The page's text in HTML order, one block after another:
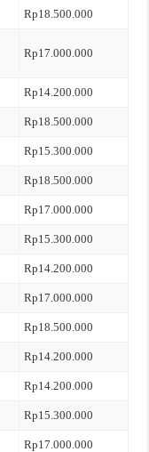
Rp18.500.000
Rp17.000.000
Rp14.200.000
Rp18.500.000
Rp15.300.000
Rp18.500.000
Rp17.000.000
Rp15.300.000
Rp14.200.000
Rp17.000.000
Rp18.500.000
Rp14.200.000
Rp14.200.000
Rp15.300.000
Rp17.000.000